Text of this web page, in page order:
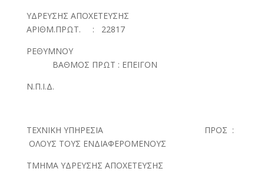
ΥΔΡΕΥΣΗΣ ΑΠΟΧΕΤΕΥΣΗΣ
ΑΡΙΘΜ.ΠΡΩΤ. : 22817
ΡΕΘΥΜΝΟΥ
ΒΑΘΜΟΣ ΠΡΩΤ : ΕΠΕΙΓΟΝ
Ν.Π.Ι.Δ.
ΤΕΧΝΙΚΗ ΥΠΗΡΕΣΙΑ ΠΡΟΣ :
ΟΛΟΥΣ ΤΟΥΣ ΕΝΔΙΑΦΕΡΟΜΕΝΟΥΣ
ΤΜΗΜΑ ΥΔΡΕΥΣΗΣ ΑΠΟΧΕΤΕΥΣΗΣ